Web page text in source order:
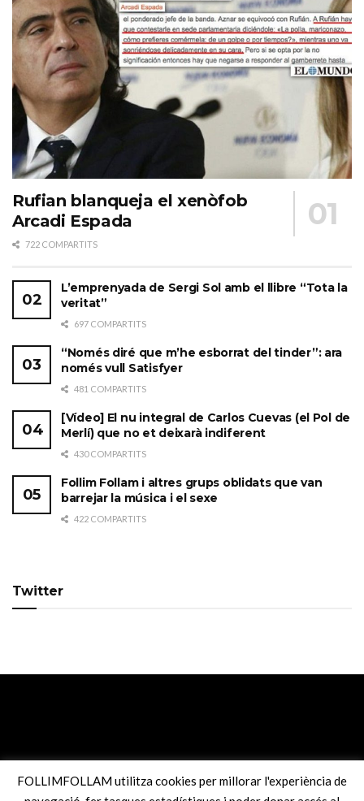
Rufian blanqueja el xenòfob
Arcadi Espada
722 COMPARTITS
L’emprenyada de Sergi Sol amb el llibre “Tota la
veritat”
697 COMPARTITS
“Només diré que m’he esborrat del tinder”: ara
només vull Satisfyer
481 COMPARTITS
[Vídeo] El nu integral de Carlos Cuevas (el Pol de
Merlí) que no et deixarà indiferent
430 COMPARTITS
Follim Follam i altres grups oblidats que van
barrejar la música i el sexe
422 COMPARTITS
Twitter
FOLLIMFOLLAM utilitza cookies per millorar l'experiència de